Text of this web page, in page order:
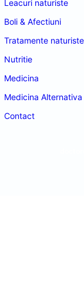
Leacuri naturiste
Boli & Afectiuni
Tratamente naturiste
Nutritie
Medicina
Medicina Alternativa
Contact